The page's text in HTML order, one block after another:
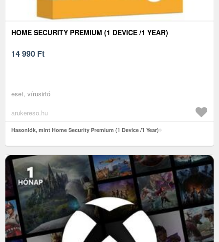
HOME SECURITY PREMIUM (1 DEVICE /1 YEAR)
14 990 Ft
eset, vírusirtó
arukereso.hu
Hasonlók, mint Home Security Premium (1 Device /1 Year)